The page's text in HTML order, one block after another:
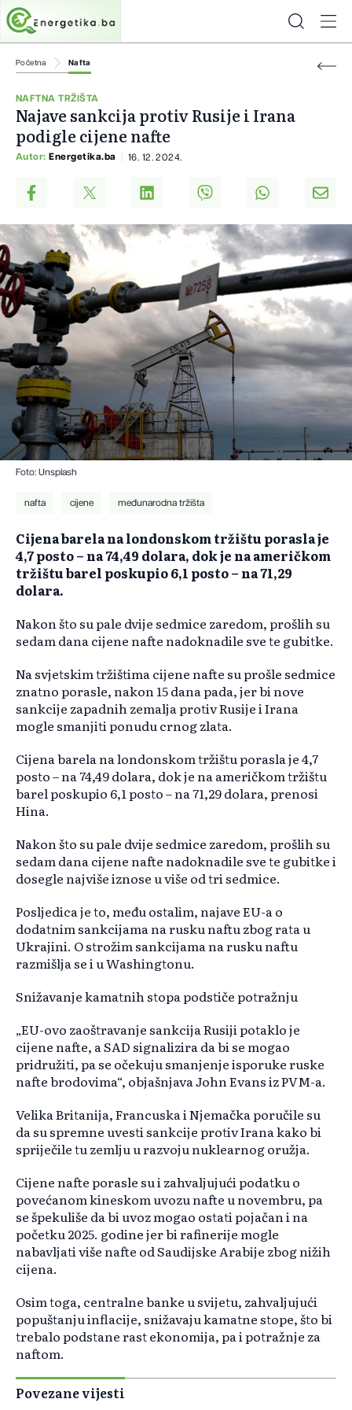
Početna Nafta
NAFTNA TRŽIŠTA
Najave sankcija protiv Rusije i Irana
podigle cijene nafte
Autor: Energetika.ba 16. 12. 2024.
Foto: Unsplash
nafta cijene međunarodna tržišta
Cijena barela na londonskom tržištu porasla je
4,7 posto – na 74,49 dolara, dok je na američkom
tržištu barel poskupio 6,1 posto – na 71,29
dolara.
Nakon što su pale dvije sedmice zaredom, prošlih su
sedam dana cijene nafte nadoknadile sve te gubitke.
Na svjetskim tržištima cijene nafte su prošle sedmice
znatno porasle, nakon 15 dana pada, jer bi nove
sankcije zapadnih zemalja protiv Rusije i Irana
mogle smanjiti ponudu crnog zlata.
Cijena barela na londonskom tržištu porasla je 4,7
posto – na 74,49 dolara, dok je na američkom tržištu
barel poskupio 6,1 posto – na 71,29 dolara, prenosi
Hina.
Nakon što su pale dvije sedmice zaredom, prošlih su
sedam dana cijene nafte nadoknadile sve te gubitke i
dosegle najviše iznose u više od tri sedmice.
Posljedica je to, među ostalim, najave EU-a o
dodatnim sankcijama na rusku naftu zbog rata u
Ukrajini. O strožim sankcijama na rusku naftu
razmišlja se i u Washingtonu.
Snižavanje kamatnih stopa podstiče potražnju
„EU-ovo zaoštravanje sankcija Rusiji potaklo je
cijene nafte, a SAD signalizira da bi se mogao
pridružiti, pa se očekuju smanjenje isporuke ruske
nafte brodovima“, objašnjava John Evans iz PVM-a.
Velika Britanija, Francuska i Njemačka poručile su
da su spremne uvesti sankcije protiv Irana kako bi
spriječile tu zemlju u razvoju nuklearnog oružja.
Cijene nafte porasle su i zahvaljujući podatku o
povećanom kineskom uvozu nafte u novembru, pa
se špekuliše da bi uvoz mogao ostati pojačan i na
početku 2025. godine jer bi rafinerije mogle
nabavljati više nafte od Saudijske Arabije zbog nižih
cijena.
Osim toga, centralne banke u svijetu, zahvaljujući
popuštanju inflacije, snižavaju kamatne stope, što bi
trebalo podstane rast ekonomija, pa i potražnje za
naftom.
Povezane vijesti